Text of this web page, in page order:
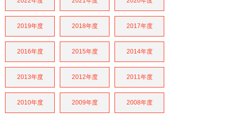
2019年度 2018年度 2017年度
2016年度 2015年度 2014年度
2013年度 2012年度 2011年度
2010年度 2009年度 2008年度